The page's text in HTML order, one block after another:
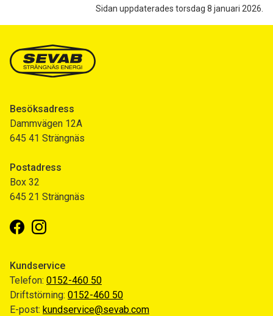
Sidan uppdaterades torsdag 8 januari 2026.
Besöksadress
Dammvägen 12A
645 41 Strängnäs
Postadress
Box 32
645 21 Strängnäs
FacebookInstagram
Kundservice
Telefon: 0152-460 50
Driftstörning: 0152-460 50
E-post: kundservice@sevab.com